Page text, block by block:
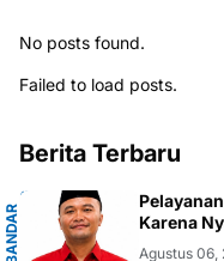
No posts found.
Failed to load posts.
Berita Terbaru
B
A
N
D
A
R
L
A
M
P
U
N
Karena
Agustus 06,